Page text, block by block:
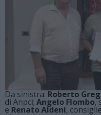
Da sinistra: Roberto
di Anpci; Angelo FIombo,
e Renato Aldeni,